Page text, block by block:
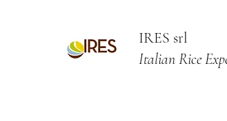
IRES srl
Italian Rice